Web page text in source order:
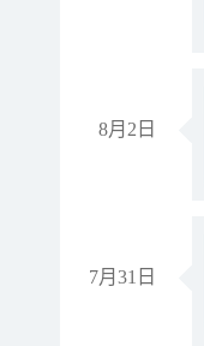
8月2日
7月31日